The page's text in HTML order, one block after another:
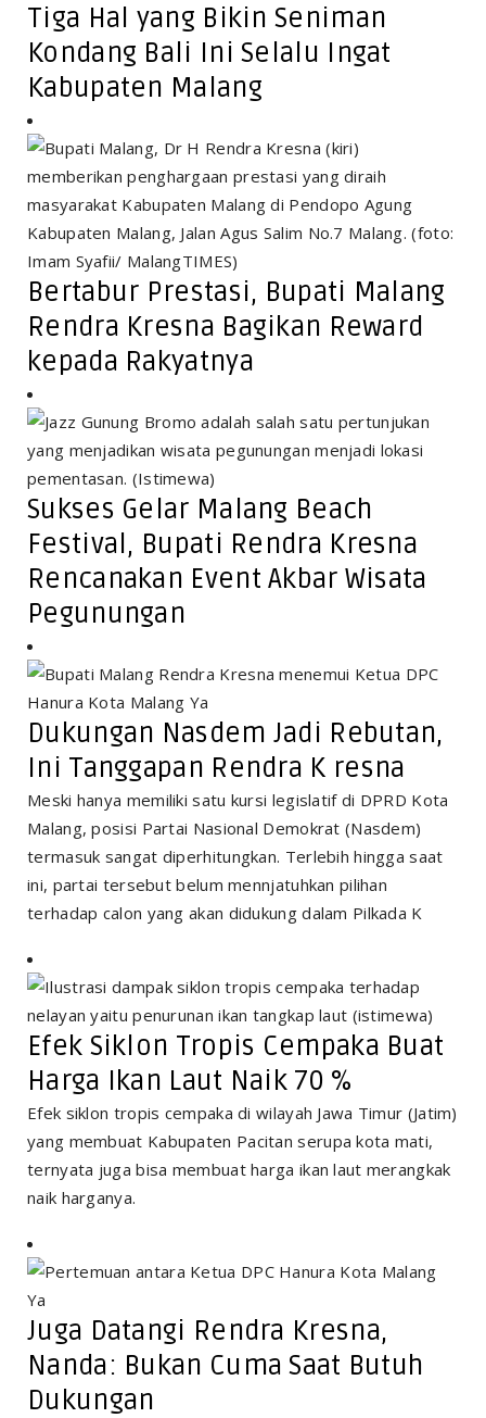
Tiga Hal yang Bikin Seniman
Kondang Bali Ini Selalu Ingat
Kabupaten Malang
Bertabur Prestasi, Bupati Malang
Rendra Kresna Bagikan Reward
kepada Rakyatnya
Sukses Gelar Malang Beach
Festival, Bupati Rendra Kresna
Rencanakan Event Akbar Wisata
Pegunungan
Dukungan Nasdem Jadi Rebutan,
Ini Tanggapan Rendra K resna
Meski hanya memiliki satu kursi legislatif di DPRD Kota
Malang, posisi Partai Nasional Demokrat (Nasdem)
termasuk sangat diperhitungkan. Terlebih hingga saat
ini, partai tersebut belum mennjatuhkan pilihan
terhadap calon yang akan didukung dalam Pilkada K
Efek Siklon Tropis Cempaka Buat
Harga Ikan Laut Naik 70 %
Efek siklon tropis cempaka di wilayah Jawa Timur (Jatim)
yang membuat Kabupaten Pacitan serupa kota mati,
ternyata juga bisa membuat harga ikan laut merangkak
naik harganya.
Juga Datangi Rendra Kresna,
Nanda: Bukan Cuma Saat Butuh
Dukungan